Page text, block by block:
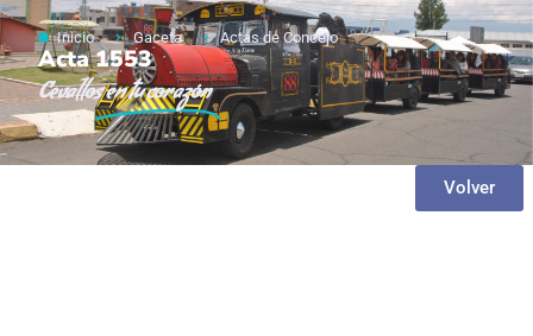
Inicio Gaceta Actas de Concejo
Acta 1553
Cevallosen tu corazón
Volver